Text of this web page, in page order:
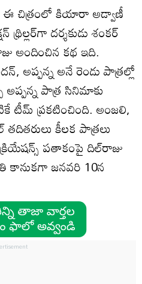
చిత్రంలో కియారా అడ్వాణీ
దర్శకుడు శంకర్‌
అందించిన కథ ఇది.
అప్పన్న అనే రెండు పాత్రల్లో
పాత్ర సినిమాకు
టీమ్‌ ప్రకటించింది. అంజలి,
కీలక పాత్రలు
క్రియేషన్స్‌ పతాకంపై దిల్‌రాజు
కానుకగా జనవరి 10న